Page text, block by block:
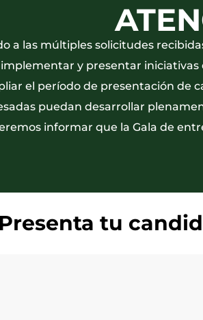
a las múltiples solicitudes
y presentar iniciativas
el período de presentación de
puedan desarrollar
informar que la Gala de
Presenta tu